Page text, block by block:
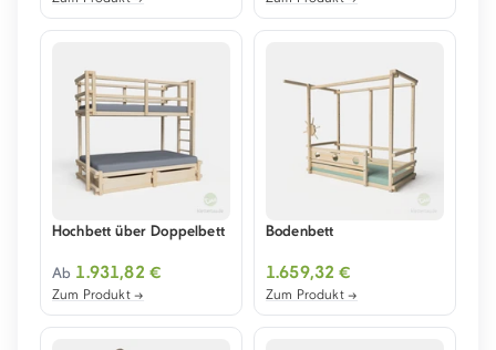
Hochbett über Doppelbett
Ab 1.931,82 €
Zum Produkt →
Bodenbett
1.659,32 €
Zum Produkt →